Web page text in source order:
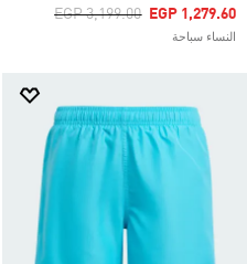
Price Reduced From
EGP 3,199.00ToEGP 1,279.60
النساء سباحة